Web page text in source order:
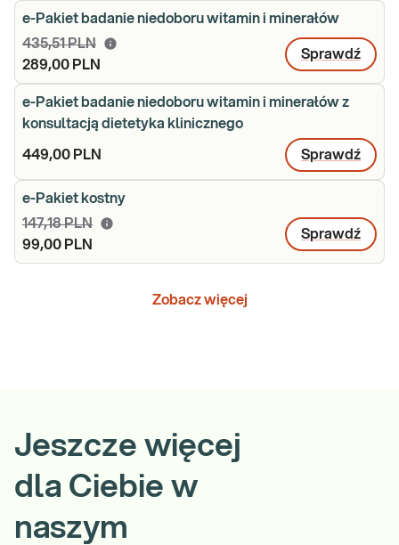
e-Pakiet badanie niedoboru witamin i minerałów
435,51 PLN
289,00 PLN
Sprawdź
e-Pakiet badanie niedoboru witamin i minerałów z
konsultacją dietetyka klinicznego
449,00 PLN Sprawdź
e-Pakiet kostny
147,18 PLN
99,00 PLN
Sprawdź
Zobacz więcej
Jeszcze więcej
dla Ciebie w
naszym